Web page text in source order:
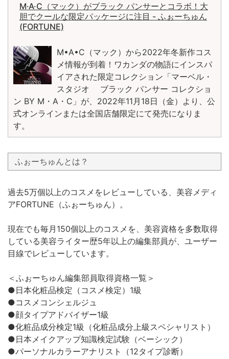
M·A·C（マック）がブラック パンサーとコラボ！大
胆でクールな限定パッケージに注目 - ふぉーちゅん
(FORTUNE)
M•A•C（マック）から2022年冬新作コス
メ情報が到着！ワカンダの物語にインスパ
イアされた限定コレクション「マーベル・
スタジオ ブラック パンサー コレクショ
ン BY M・A・C」が、2022年11月18日（金）より、公
式オンラインまたは全国店舗限定にて発売になりま
す。
ふぉーちゅんとは？
過去5万個以上のコスメをレビューしている、美容メディ
アFORTUNE（ふぉーちゅん）。
現在でも毎月150個以上のコスメを、美容資格を多数取得
している美容ライター歴5年以上の編集部員が、ユーザー
目線でレビューしています。
＜ふぉーちゅん編集部員取得資格一覧＞
●日本化粧品検定（コスメ検定）1級
●コスメコンシェルジュ
●顔タイプアドバイザー1級
●化粧品成分検定1級（化粧品成分上級スペシャリスト）
●日本メイクアップ知識検定試験（ベーシック）
●パーソナルカラーアナリスト（12タイプ診断）